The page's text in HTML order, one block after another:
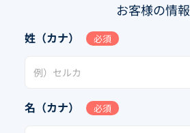
お客様の情報
姓（カナ） 必須
名（カナ） 必須